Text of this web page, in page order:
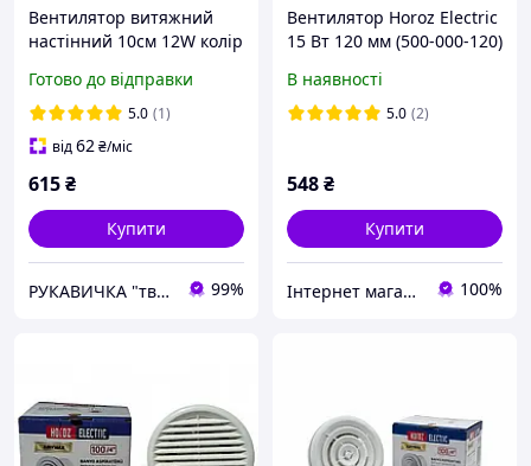
Вентилятор витяжний
настінний 10см 12W колір
Туреччина
Готово до відправки
5.0 (1)
від62₴/міс
615₴
Купити
РУКАВИЧКА "твоя будівельна скарбничка" 99%
Вентилятор Horoz Electric
15 Вт 120 мм (500-000-120)
В наявності
5.0 (2)
548₴
Купити
Інтернет магазин stroymag.dp.ua 100%